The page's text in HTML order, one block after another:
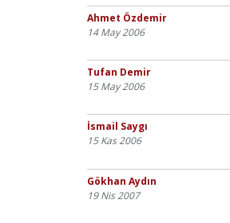
Ahmet Özdemir
14 May 2006
Tufan Demir
15 May 2006
İsmail Saygı
15 Kas 2006
Gökhan Aydın
19 Nis 2007